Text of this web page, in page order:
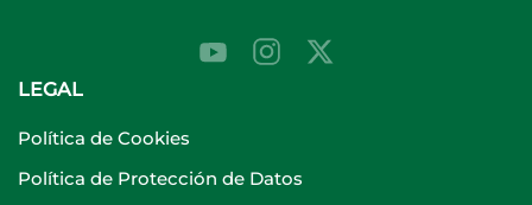
LEGAL
Política de Cookies
Política de Protección de Datos